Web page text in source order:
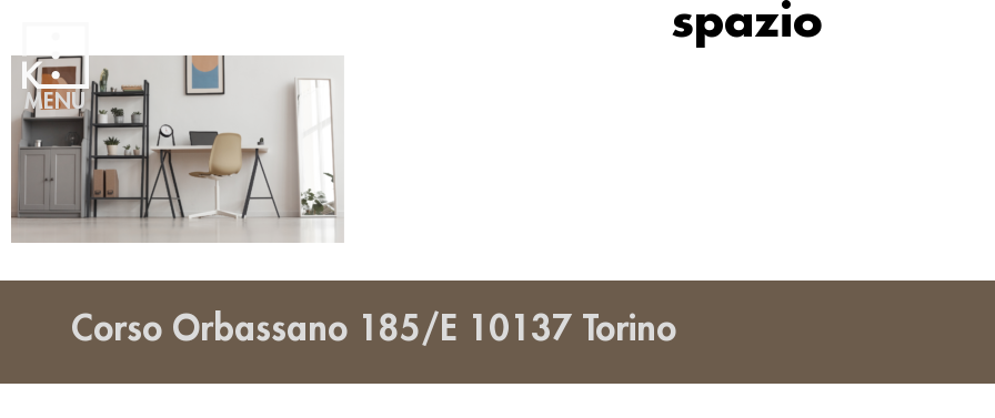
MENU
spazio
Corso Orbassano 185/E 10137 Torino